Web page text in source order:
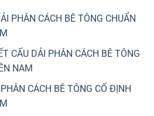
PHÂN CÁCH BÊ TÔNG CHUẨN
CẤU DẢI PHÂN CÁCH BÊ TÔNG
NAM
CÁCH BÊ TÔNG CỐ ĐỊNH